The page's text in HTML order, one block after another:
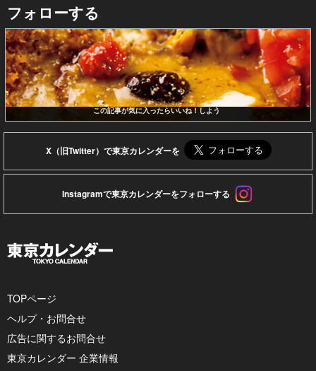
フォローする
この記事が気に入ったらいいね！しよう
X（旧Twitter）で東京カレンダーを
Instagramで東京カレンダーをフォローする
TOPページ
ヘルプ・お問合せ
広告に関するお問合せ
東京カレンダー 企業情報